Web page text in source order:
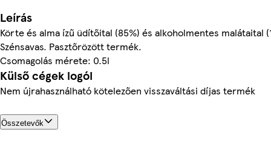
Leírás
Körte és alma ízű üdítőital (85%) és alkoholmentes malátaital
Szénsavas. Pasztőrözött termék.
Csomagolás mérete: 0.5l
Külső cégek logói
Nem újrahasználható kötelezően visszaváltási díjas termék
Összetevők